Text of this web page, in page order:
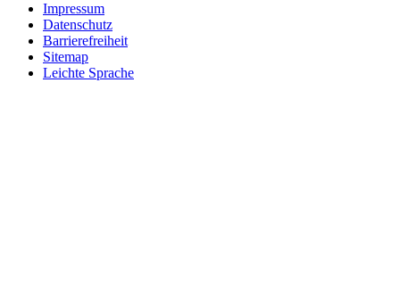
Impressum
Datenschutz
Barrierefreiheit
Sitemap
Leichte Sprache